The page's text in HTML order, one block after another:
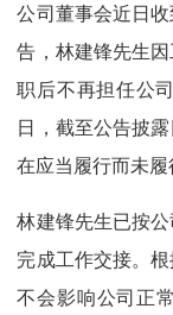
公司董事会近日
告，林建锋先生
职后不再担任公
日，截至公告披
在应当履行而未履
林建锋先生已按
完成工作交接。
不会影响公司正